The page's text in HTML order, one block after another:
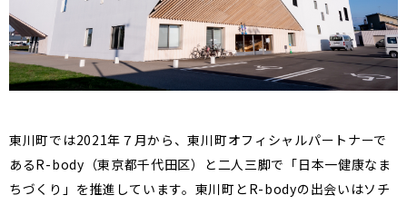
東川町では2021年７月から、東川町オフィシャルパートナーで
あるR-body（東京都千代田区）と二人三脚で「日本一健康なま
ちづくり」を推進しています。東川町とR-bodyの出会いはソチ